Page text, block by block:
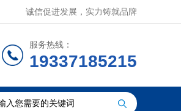
诚信促进发展，实力铸就品牌
服务热线：
19337185215